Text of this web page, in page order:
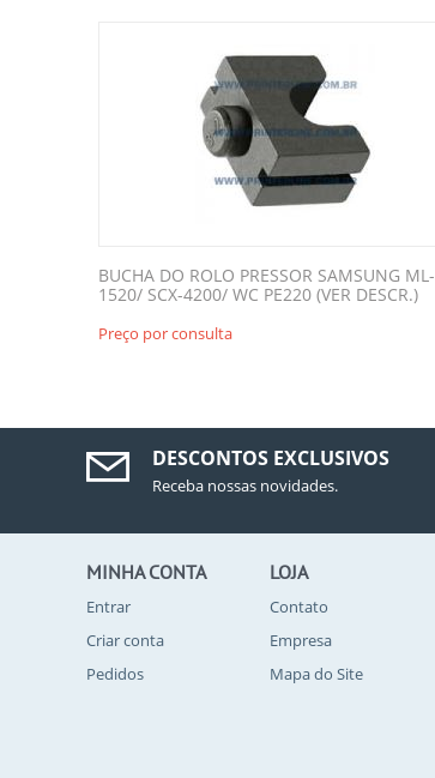
BUCHA DO ROLO PRESSOR SAMSUNG ML-
1520/ SCX-4200/ WC PE220 (VER DESCR.)
Preço por consulta
DESCONTOS EXCLUSIVOS
Receba nossas novidades.
MINHA CONTA
Entrar
Criar conta
Pedidos
LOJA
Contato
Empresa
Mapa do Site